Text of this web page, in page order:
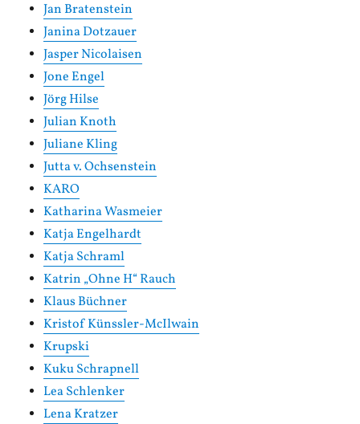
Jan Bratenstein
Janina Dotzauer
Jasper Nicolaisen
Jone Engel
Jörg Hilse
Julian Knoth
Juliane Kling
Jutta v. Ochsenstein
KARO
Katharina Wasmeier
Katja Engelhardt
Katja Schraml
Katrin „Ohne H“ Rauch
Klaus Büchner
Kristof Künssler-McIlwain
Krupski
Kuku Schrapnell
Lea Schlenker
Lena Kratzer